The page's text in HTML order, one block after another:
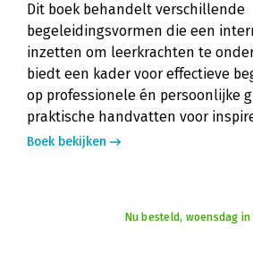
Dit boek behandelt verschillende
begeleidingsvormen die een
inzetten om leerkrachten te
biedt een kader voor effectieve
op professionele én persoonlijke
praktische handvatten voor
Boek bekijken
Nu besteld, woensdag